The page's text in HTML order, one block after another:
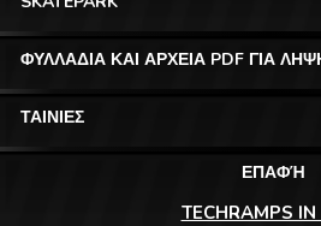
ΦΥΛΛΑΔΙΑ ΚΑΙ ΑΡΧΕΙΑ PDF ΓΙΑ
ΤΑΙΝΙΕΣ
ΕΠΑΦΉ
TECHRAMPS IN